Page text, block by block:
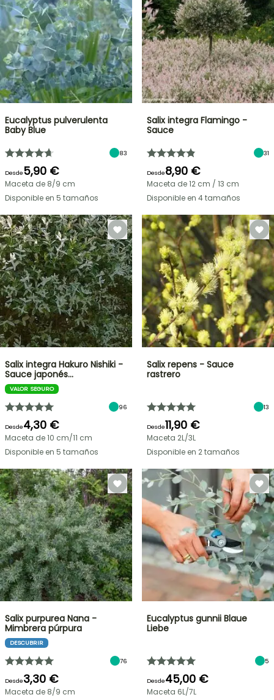
Eucalyptus pulverulenta
Baby Blue
83
Desde5,90 €
Maceta de 8/9 cm
Disponible en 5 tamaños
Salix integra Flamingo -
Sauce
31
Desde8,90 €
Maceta de 12 cm / 13 cm
Disponible en 4 tamaños
Salix integra Hakuro Nishiki -
Sauce japonés…
VALOR SEGURO
96
Desde4,30 €
Maceta de 10 cm/11 cm
Disponible en 5 tamaños
Salix repens - Sauce
rastrero
13
Desde11,90 €
Maceta 2L/3L
Disponible en 2 tamaños
Salix purpurea Nana -
Mimbrera púrpura
DESCUBRIR
76
Desde3,30 €
Maceta de 8/9 cm
Eucalyptus gunnii Blaue
Liebe
5
Desde45,00 €
Maceta 6L/7L